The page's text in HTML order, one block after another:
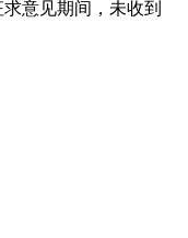
意见期间，未收到